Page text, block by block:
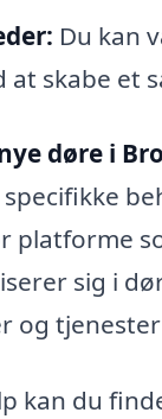
Du kan
at skabe et
døre i
platforme
sig i
og
kan du